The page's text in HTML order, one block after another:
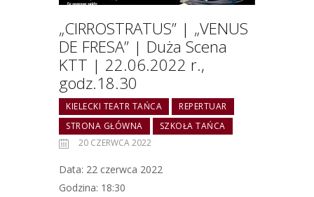
„CIRROSTRATUS” | „VENUS
DE FRESA” | Duża Scena
KTT | 22.06.2022 r.,
godz.18.30
KIELECKI TEATR TAŃCA
REPERTUAR
STRONA GŁÓWNA
SZKOŁA TAŃCA
20 CZERWCA 2022
Data: 22 czerwca 2022
Godzina: 18:30